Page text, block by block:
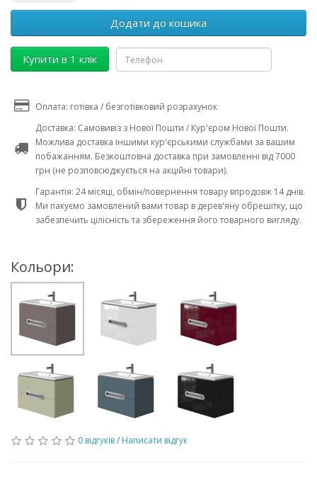
Додати до кошика
Купити в 1 клік
Оплата: готівка / безготівковий розрахунок
Доставка: Самовивіз з Нової Пошти / Кур'єром Нової Пошти.
Можлива доставка іншими кур'єрськими службами за вашим
побажанням. Безкоштовна доставка при замовленні від 7000
грн (не розповсюджується на акційні товари).
Гарантія: 24 місяці, обмін/повернення товару впродовж 14 днів.
Ми пакуємо замовлений вами товар в дерев'яну обрешітку, що
забезпечить цілісність та збереження його товарного вигляду.
Кольори:
0 відгуків/ Написати відгук